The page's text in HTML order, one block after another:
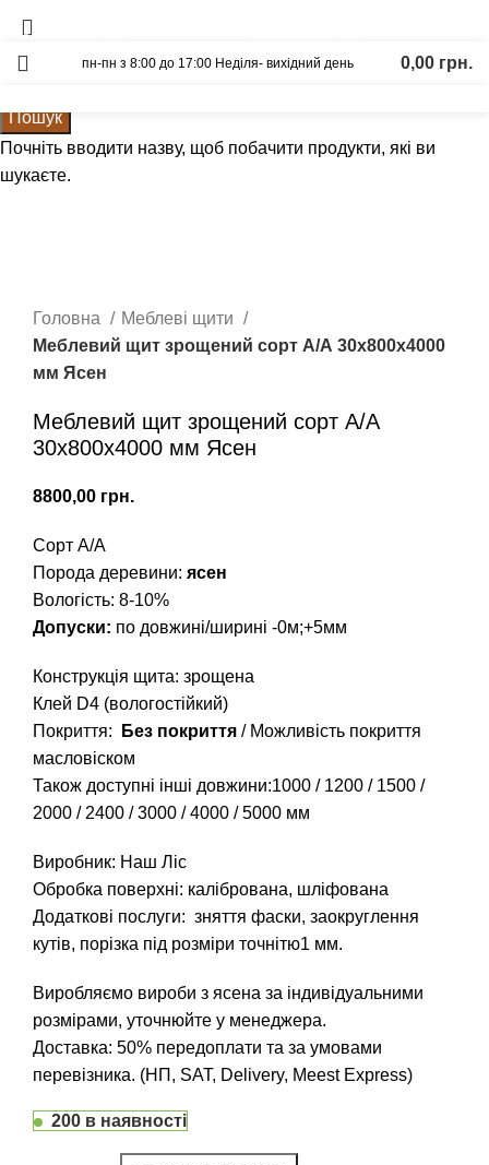
пн-пн з 8:00 до 17:00 Неділя- вихідний день
0,00 грн.
Головна
Меблеві щити
Меблевий щит зрощений сорт А/А 30х800х4000
мм Ясен
Меблевий щит зрощений сорт А/А
30х800х4000 мм Ясен
грн.
Сорт А/А
Порода деревини: ясен
Вологість: 8-10%
Допуски: по довжині/ширині -0м;+5мм
Конструкція щита: зрощена
Клей D4 (вологостійкий)
Покриття:
Без покриття / Можливість покриття
масловіском
Також доступні інші довжини:1000 / 1200 / 1500 /
2000 / 2400 /3000 /4000 /5000 мм
Виробник: Наш Ліс
Обробка поверхні: калібрована, шліфована
Додаткові послуги: зняття фаски, заокруглення
кутів, порізка під розміри точнітю1 мм.
Виробляємо вироби з ясена за індивідуальними
розмірами, уточнюйте у менеджера.
Доставка: 50% передоплати та за умовами
перевізника. (НП, SAT, Delivery, Meest Express)
200 в наявності
Пошук
Почніть вводити назву, щоб побачити продукти, які ви
шукаєте.